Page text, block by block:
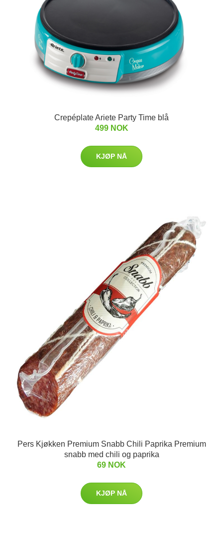
Crepéplate Ariete Party Time blå
499 NOK
KJØP NÅ
Pers Kjøkken Premium Snabb Chili Paprika Premium
snabb med chili og paprika
69 NOK
KJØP NÅ